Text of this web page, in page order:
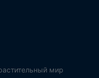
мир